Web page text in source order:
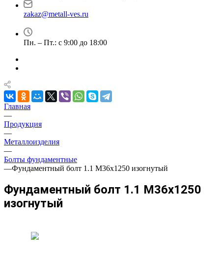
zakaz@metall-ves.ru
Пн. – Пт.: с 9:00 до 18:00
Главная
—
Продукция
—
Металлоизделия
—
Болты фундаментные
—Фундаментный болт 1.1 М36х1250 изогнутый
Фундаментный болт 1.1 М36х1250
изогнутый